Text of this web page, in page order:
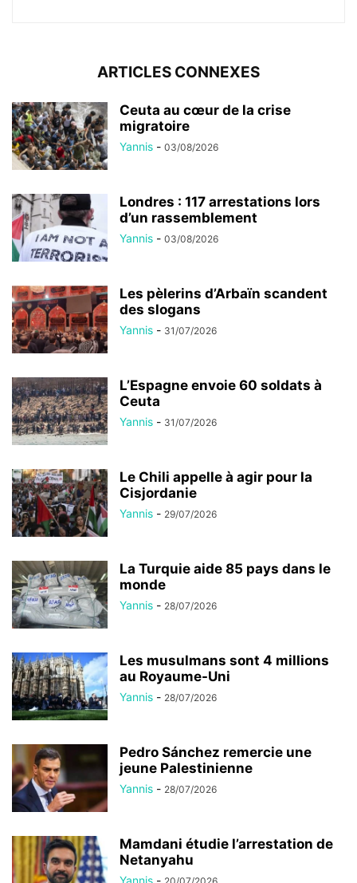
ARTICLES CONNEXES
Ceuta au cœur de la crise
migratoire
Yannis - 03/08/2026
Londres : 117 arrestations lors
d’un rassemblement
Yannis - 03/08/2026
Les pèlerins d’Arbaïn scandent
des slogans
Yannis - 31/07/2026
L’Espagne envoie 60 soldats à
Ceuta
Yannis - 31/07/2026
Le Chili appelle à agir pour la
Cisjordanie
Yannis - 29/07/2026
La Turquie aide 85 pays dans le
monde
Yannis - 28/07/2026
Les musulmans sont 4 millions
au Royaume-Uni
Yannis - 28/07/2026
Pedro Sánchez remercie une
jeune Palestinienne
Yannis - 28/07/2026
Mamdani étudie l’arrestation de
Netanyahu
Yannis -